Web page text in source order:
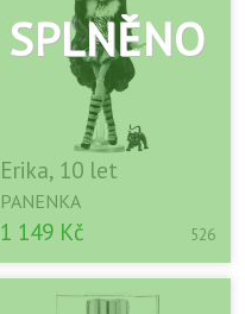
Erika, 10 let
PANENKA
1 149 Kč 526